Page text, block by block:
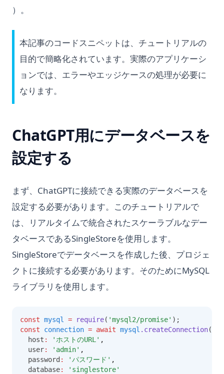
(opens in a new tab)
）。
本記事のコードスニペットは、チュートリアルの
目的で簡略化されています。実際のアプリケーシ
ョンでは、エラーやエッジケースの処理が必要に
なります。
ChatGPT用にデータベースを
設定する
まず、ChatGPTに接続できる実際のデータベースを
設定する必要があります。このチュートリアルで
は、リアルタイムで統合されたスケーラブルなデー
タベースであるSingleStoreを使用します。
SingleStoreでデータベースを作成した後、プロジェ
クトに接続する必要があります。そのためにMySQL
ライブラリを使用します。
const mysql = require( 'mysql2/promise' );
const
connection = await mysql .createConnection({
  host
: 'ホストのURL' ,
  user
: 'admin' ,
  password
: 'パスワード' ,
  database
: 'singlestore'